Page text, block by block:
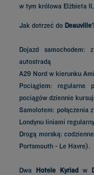
w tym królowa Elżbieta
Jak dotrzeć do Deauville
Dojazd
autostradą
A29 Nord w kierunku
Pociągiem: regularne
pociągów dziennie
Samolotem: połączenia
Londynu liniami
Drogą morską:
Portsmouth - Le Havre).
Dwa Hotele Kyriad w